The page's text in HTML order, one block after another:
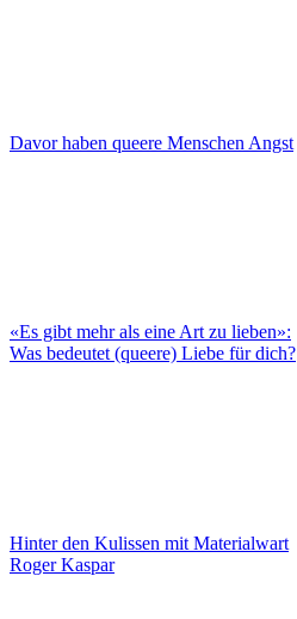
Davor haben queere Menschen Angst
«Es gibt mehr als eine Art zu lieben»:
Was bedeutet (queere) Liebe für dich?
Hinter den Kulissen mit Materialwart
Roger Kaspar